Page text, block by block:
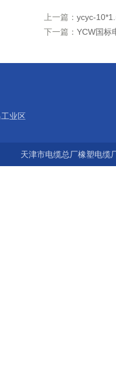
上一篇： ycyc-
下一篇： YCW国标
业区
天津市电缆总厂橡塑电